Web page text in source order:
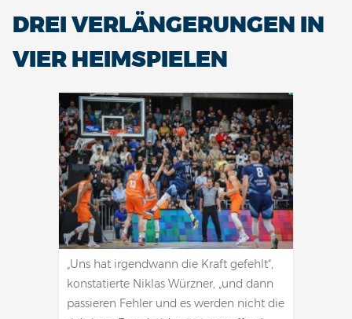
DREI VERLÄNGERUNGEN IN
VIER HEIMSPIELEN
„Uns hat irgendwann die Kraft gefehlt“,
konstatierte Niklas Würzner, „und dann
passieren Fehler und es werden nicht die